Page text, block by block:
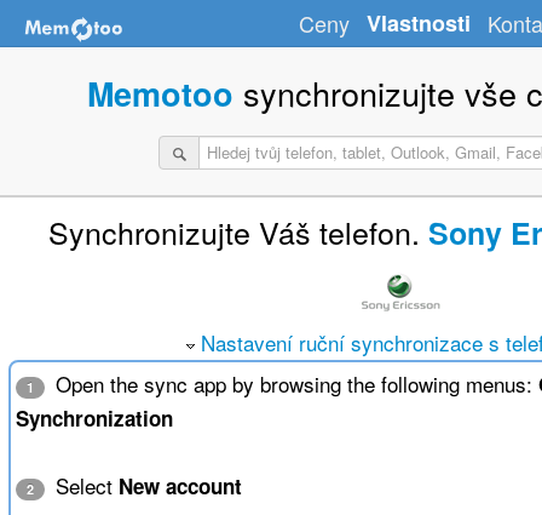
Ceny Vlastnosti
Memotoo synchronizujte vše
Synchronizujte Váš telefon. Sony
Nastavení ruční synchronizace s
1 Open the sync app by browsing the following menus:
Synchronization
2 Select New account